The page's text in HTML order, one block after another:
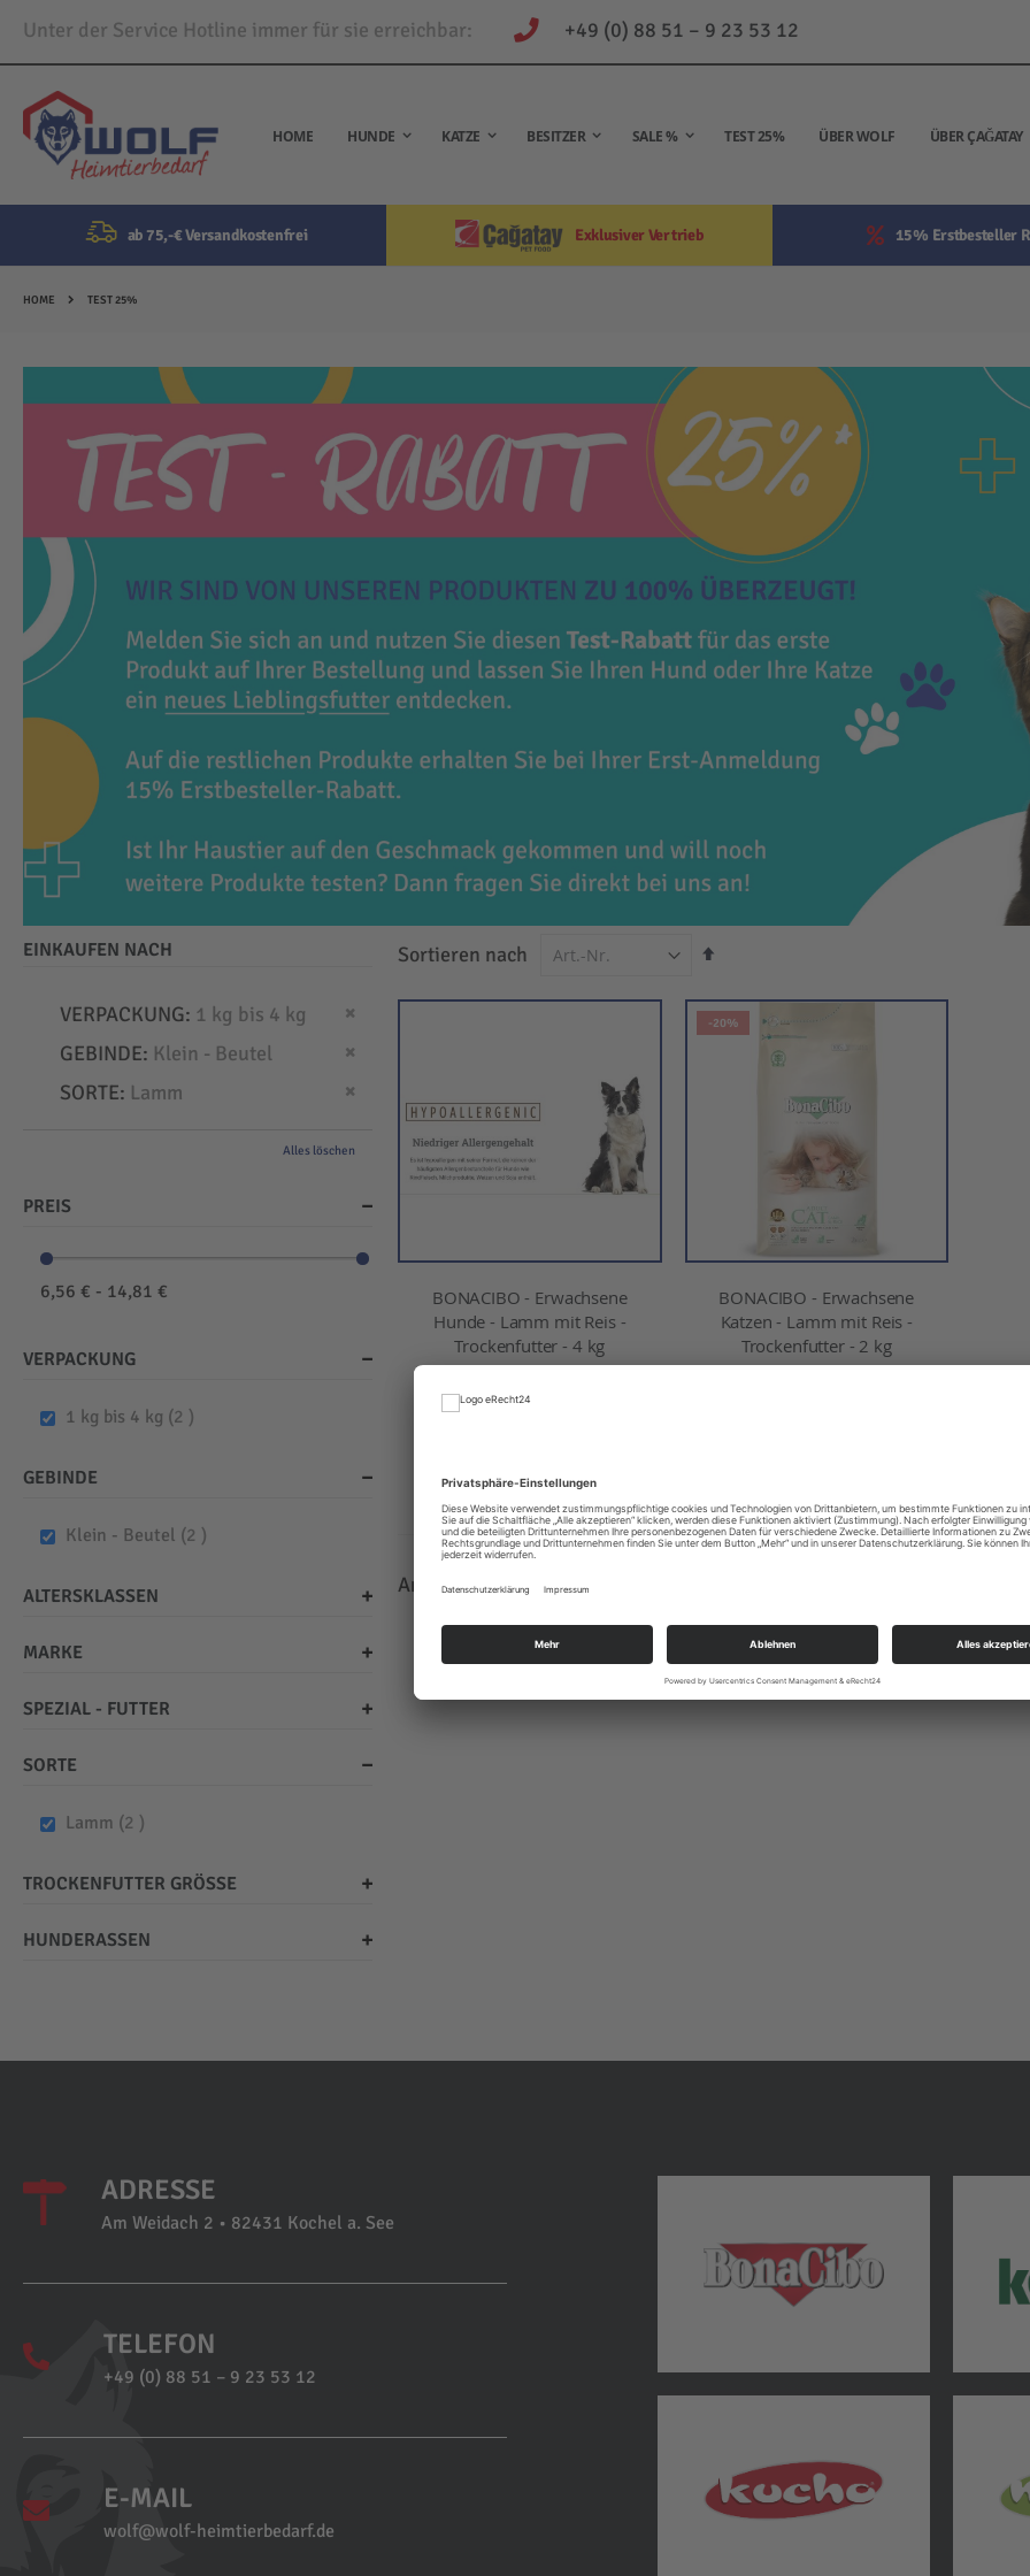
Unter der Service Hotline immer für sie erreichbar: +49 (0) 88 51 – 9 23 53 12
Direkt
zum
Inhalt
HOME HUNDE KATZE BESITZER SALE % TEST 25% ÜBER WOLF ÜBER ÇAĞATAY
ab 75,-€ Versandkostenfrei Exklusiver Vertrieb 15% Erstbesteller
HOME TEST 25%
Sortieren nach
In
Reihenfolge
BONACIBO - Erwachsene
Hunde - Lamm mit Reis -
Trockenfutter - 4 kg
-20%
BONACIBO - Erwachsene
Katzen - Lamm mit Reis -
Trockenfutter - 2 kg
Anzeigen
EINKAUFEN NACH
VERPACKUNG 1 kg bis 4 kg
Dies entfernen
GEBINDE Klein - Beutel
SORTE Lamm
Alles löschen
PREIS
6,56 € - 14,81 €
VERPACKUNG
1 kg bis 4 kg 2 items
GEBINDE
Klein - Beutel 2 items
ALTERSKLASSEN
MARKE
SPEZIAL - FUTTER
SORTE
Lamm 2 items
TROCKENFUTTER GRÖSSE
HUNDERASSEN
ADRESSE
Am Weidach 2 • 82431 Kochel a. See
TELEFON
+49 (0) 88 51 – 9 23 53 12
E-MAIL
wolf@wolf-heimtierbedarf.de